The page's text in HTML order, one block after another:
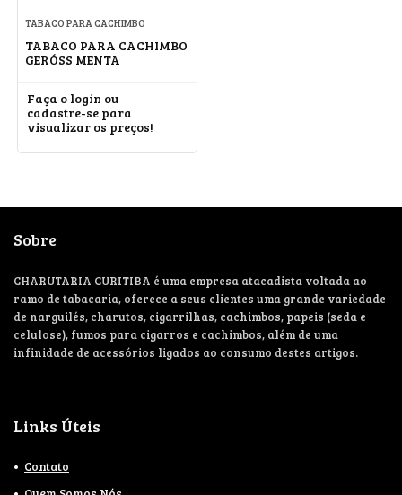
TABACO PARA CACHIMBO
TABACO PARA CACHIMBO
GERÓSS MENTA
Faça o login ou
cadastre-se para
visualizar os preços!
Sobre
CHARUTARIA CURITIBA é uma empresa atacadista voltada ao
ramo de tabacaria, oferece a seus clientes uma grande variedade
de narguilés, charutos, cigarrilhas, cachimbos, papeis (seda e
celulose), fumos para cigarros e cachimbos, além de uma
infinidade de acessórios ligados ao consumo destes artigos.
Links Úteis
Contato